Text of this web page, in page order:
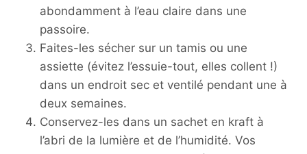
abondamment à l’eau claire dans une
passoire.
Faites-les sécher sur un tamis ou une
assiette (évitez l’essuie-tout, elles collent !)
dans un endroit sec et ventilé pendant une à
deux semaines.
Conservez-les dans un sachet en kraft à
l’abri de la lumière et de l’humidité. Vos